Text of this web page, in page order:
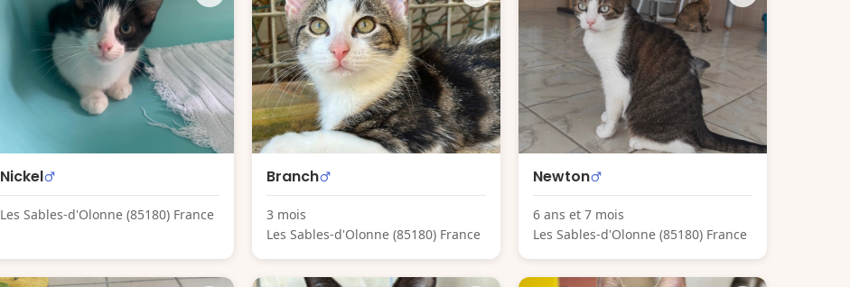
Nickel
Les Sables-d'Olonne (85180) France
Branch
3 mois
Les Sables-d'Olonne (85180) France
Newton
6 ans et 7 mois
Les Sables-d'Olonne (85180) France